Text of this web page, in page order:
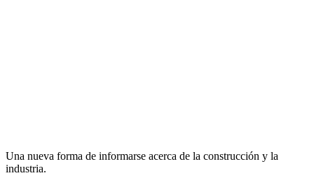
Una nueva forma de informarse acerca de la construcción y la
industria.